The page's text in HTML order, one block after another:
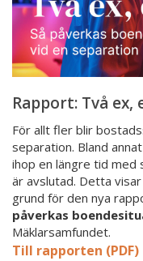
Rapport: Två ex,
För allt fler blir
separation. Bland
ihop en längre tid
är avslutad. Detta
grund för den nya
påverkas
Mäklarsamfundet.
Till rapporten (PDF)